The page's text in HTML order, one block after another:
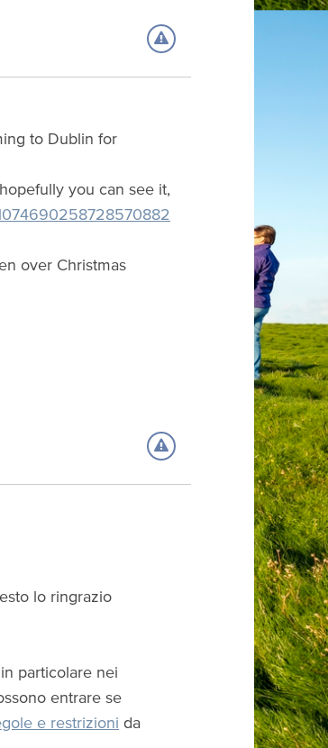
to Dublin for
you can see it,
over Christmas
lo ringrazio
particolare nei
entrare se
e restrizioni da